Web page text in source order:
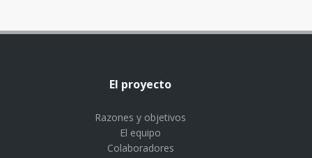
El proyecto
Razones y objetivos
El equipo
Colaboradores